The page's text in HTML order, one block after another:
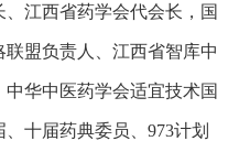
江西省药学会代会长，国
盟负责人、江西省智库中
华中医药学会适宜技术国
十届药典委员、973计划